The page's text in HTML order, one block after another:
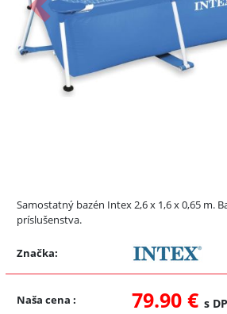
Predchádzajúci
Samostatný bazén Intex 2,6 x 1,6 x 0,65 m.
príslušenstva.
Značka:
Naša cena : 79.90 € s